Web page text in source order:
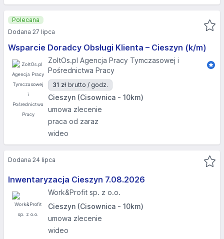
Wsparcie Doradcy Obsługi Klienta – Cieszyn (k/m)
ZoltOs.pl Agencja Pracy Tymczasowej i
Pośrednictwa Pracy
31 zł brutto / godz.
Cieszyn (Cisownica - 10km)
umowa zlecenie
praca od zaraz
wideo
Polecana
Dodana 27 lipca
Inwentaryzacja Cieszyn 7.08.2026​
Work&Profit sp. z o.o.
Cieszyn (Cisownica - 10km)
umowa zlecenie
wideo
Dodana 24 lipca